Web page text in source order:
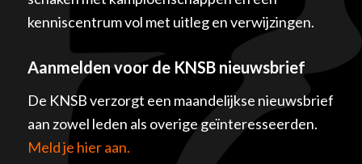
kenniscentrum vol met uitleg en verwijzingen.
Aanmelden voor de KNSB nieuwsbrief
De KNSB verzorgt een maandelijkse nieuwsbrief
aan zowel leden als overige geïnteresseerden.
Meld je hier aan.